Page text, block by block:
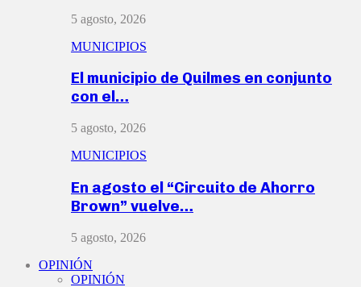
5 agosto, 2026
MUNICIPIOS
El municipio de Quilmes en conjunto
con el…
5 agosto, 2026
MUNICIPIOS
En agosto el “Circuito de Ahorro
Brown” vuelve…
5 agosto, 2026
OPINIÓN
OPINIÓN